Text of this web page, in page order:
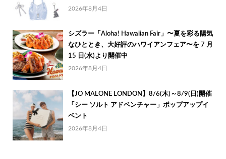
2026年8月4日
シズラー「Aloha! Hawaiian Fair」〜夏を彩る陽気
なひととき、大好評のハワイアンフェア〜を 7 月
15 日(水)より開催中
2026年8月4日
【JO MALONE LONDON】8/6(木)～8/9(日)開催
「シー ソルト アドベンチャー」ポップアップイ
ベント
2026年8月4日